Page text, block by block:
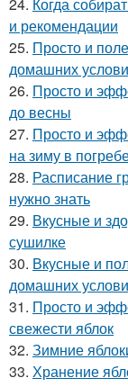
и рекомендации
25. Просто и
домашних
26. Просто и
до весны
27. Просто и
на зиму в
28. Расписание
нужно знать
29. Вкусные и
сушилке
30. Вкусные и
домашних
31. Просто и
свежести яблок
32. Зимние
33. Хранение